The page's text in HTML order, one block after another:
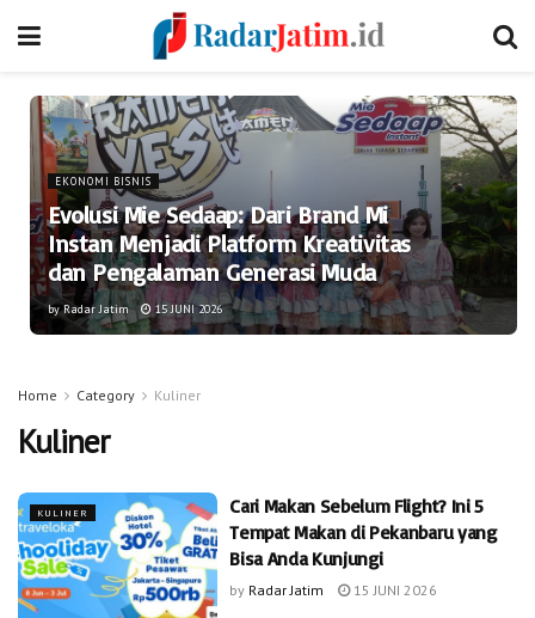
EKONOMI BISNIS
Evolusi Mie Sedaap: Dari Brand Mi
Instan Menjadi Platform Kreativitas
dan Pengalaman Generasi Muda
by Radar Jatim 15 JUNI 2026
Home Category Kuliner
Kuliner
KULINER
Cari Makan Sebelum Flight? Ini 5
Tempat Makan di Pekanbaru yang
Bisa Anda Kunjungi
by Radar Jatim 15 JUNI 2026